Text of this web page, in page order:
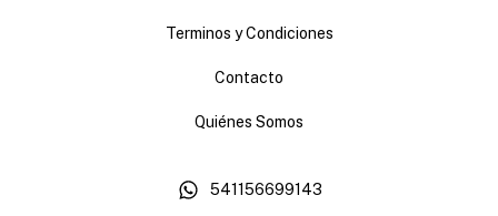
Terminos y Condiciones
Contacto
Quiénes Somos
541156699143